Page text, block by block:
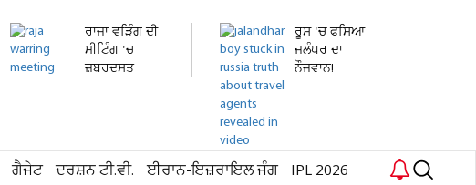
ਰਾਜਾ ਵੜਿੰਗ ਦੀ
ਮੀਟਿੰਗ 'ਚ
ਜ਼ਬਰਦਸਤ
ਰੂਸ 'ਚ ਫਸਿਆ
ਜਲੰਧਰ ਦਾ
ਨੌਜਵਾਨ!
ਗੈਜੇਟ ਦਰਸ਼ਨ ਟੀ.ਵੀ. ਈਰਾਨ-ਇਜ਼ਰਾਇਲ ਜੰਗ IPL 2026